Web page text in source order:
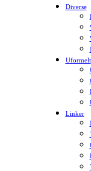
Diverse
Uformelt
Linker